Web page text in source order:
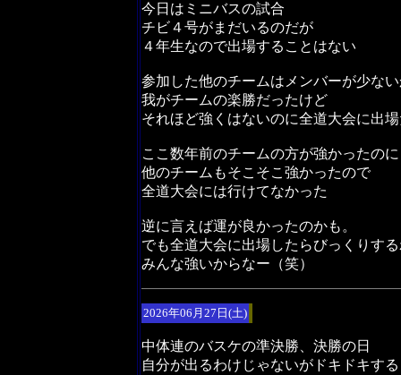
今日はミニバスの試合
チビ４号がまだいるのだが
４年生なので出場することはない
参加した他のチームはメンバーが少な
我がチームの楽勝だったけど
それほど強くはないのに全道大会に出
ここ数年前のチームの方が強かったのに
他のチームもそこそこ強かったので
全道大会には行けてなかった
逆に言えば運が良かったのかも。
でも全道大会に出場したらびっくりす
みんな強いからなー（笑）
2026年06月27日(土)
中体連のバスケの準決勝、決勝の日
自分が出るわけじゃないがドキドキする